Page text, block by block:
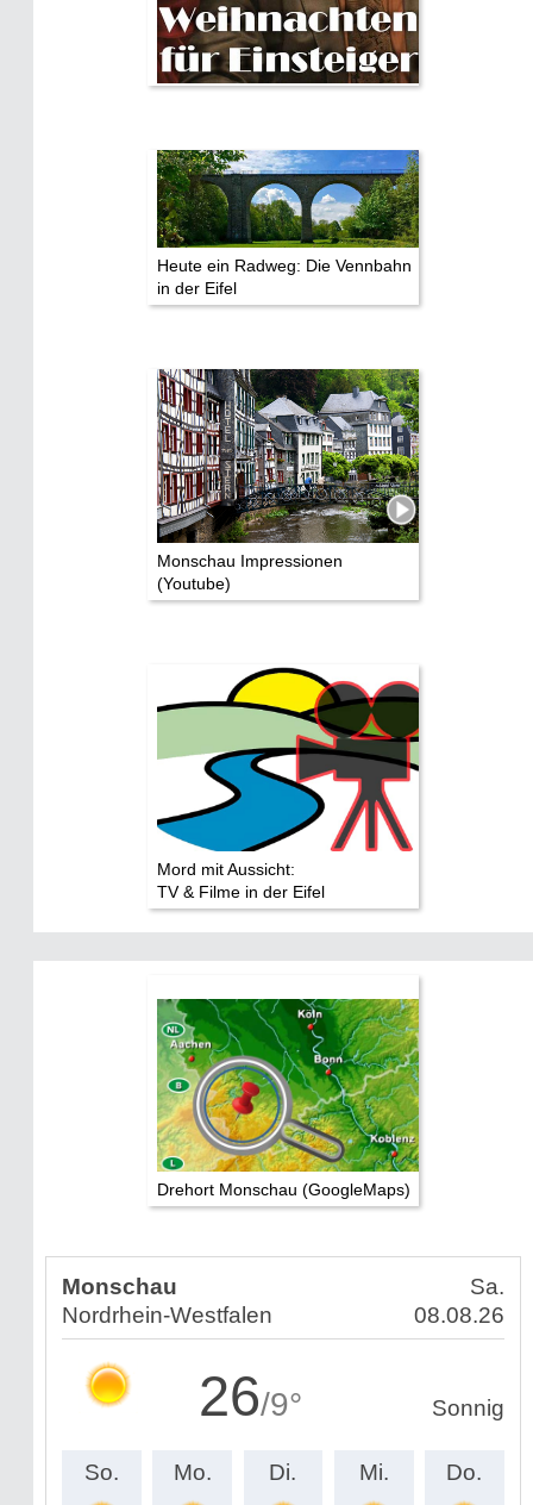
Heute ein Radweg: Die Vennbahn
in der Eifel
Monschau Impressionen
(Youtube)
Mord mit Aussicht:
TV & Filme in der Eifel
Drehort Monschau (GoogleMaps)